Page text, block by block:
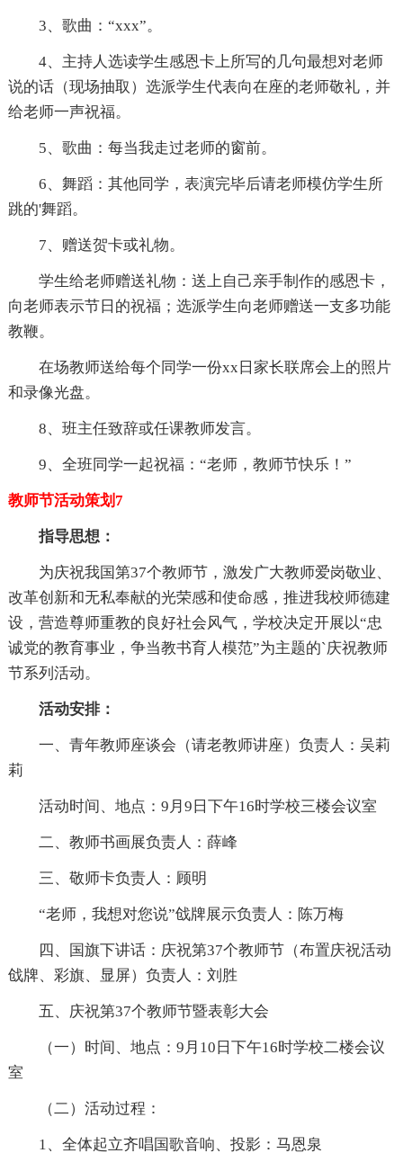
3、歌曲：“xxx”。
4、主持人选读学生感恩卡上所写的几句最想对老师
说的话（现场抽取）选派学生代表向在座的老师敬礼，并
给老师一声祝福。
5、歌曲：每当我走过老师的窗前。
6、舞蹈：其他同学，表演完毕后请老师模仿学生所
跳的'舞蹈。
7、赠送贺卡或礼物。
学生给老师赠送礼物：送上自己亲手制作的感恩卡，
向老师表示节日的祝福；选派学生向老师赠送一支多功能
教鞭。
在场教师送给每个同学一份xx日家长联席会上的照片
和录像光盘。
8、班主任致辞或任课教师发言。
9、全班同学一起祝福：“老师，教师节快乐！”
教师节活动策划7
指导思想：
为庆祝我国第37个教师节，激发广大教师爱岗敬业、
改革创新和无私奉献的光荣感和使命感，推进我校师德建
设，营造尊师重教的良好社会风气，学校决定开展以“忠
诚党的教育事业，争当教书育人模范”为主题的`庆祝教师
节系列活动。
活动安排：
一、青年教师座谈会（请老教师讲座）负责人：吴莉
莉
活动时间、地点：9月9日下午16时学校三楼会议室
二、教师书画展负责人：薛峰
三、敬师卡负责人：顾明
“老师，我想对您说”戗牌展示负责人：陈万梅
四、国旗下讲话：庆祝第37个教师节（布置庆祝活动
戗牌、彩旗、显屏）负责人：刘胜
五、庆祝第37个教师节暨表彰大会
（一）时间、地点：9月10日下午16时学校二楼会议
室
（二）活动过程：
1、全体起立齐唱国歌音响、投影：马恩泉